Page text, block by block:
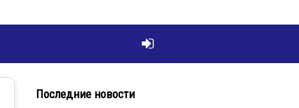

Последние новости